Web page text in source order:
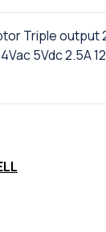
Triple output
5Vdc 2.5A